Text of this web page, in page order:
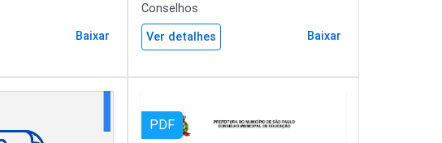
Baixar
Conselhos
Ver detalhes Baixar
PDF